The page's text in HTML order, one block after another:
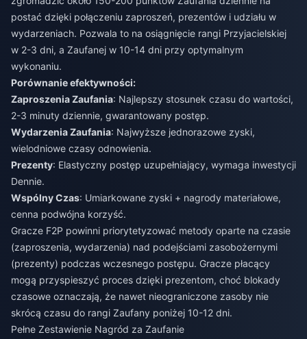
postać dzięki połączeniu zaproszeń, prezentów i udziału w
wydarzeniach. Pozwala to na osiągnięcie rangi Przyjacielskiej
w 2-3 dni, a Zaufanej w 10-14 dni przy optymalnym
wykonaniu.
Porównanie efektywności:
Zaproszenia Zaufania: Najlepszy stosunek czasu do wartości,
2-3 minuty dziennie, gwarantowany postęp.
Wydarzenia Zaufania: Najwyższe jednorazowe zyski,
wielodniowe czasy odnowienia.
Prezenty: Elastyczny postęp uzupełniający, wymaga inwestycji
Dennie.
Wspólny Czas: Umiarkowane zyski + nagrody materiałowe,
cenna podwójna korzyść.
Gracze F2P powinni priorytetyzować metody oparte na czasie
(zaproszenia, wydarzenia) nad podejściami zasobożernymi
(prezenty) podczas wczesnego postępu. Gracze płacący
mogą przyspieszyć proces dzięki prezentom, choć blokady
czasowe oznaczają, że nawet nieograniczone zasoby nie
skrócą czasu do rangi Zaufany poniżej 10-12 dni.
Pełne Zestawienie Nagród za Zaufanie